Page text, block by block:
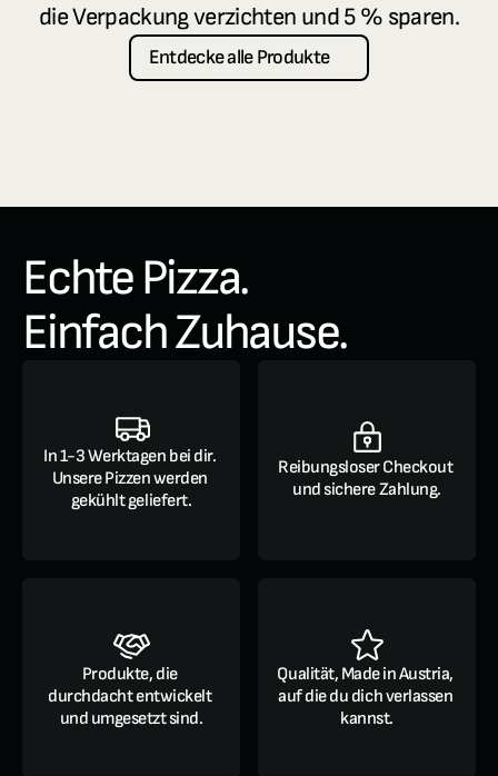
die Verpackung verzichten und 5 % sparen.
Entdecke alle Produkte
Echte Pizza.
Einfach Zuhause.
In 1-3 Werktagen bei dir.
Unsere Pizzen werden
gekühlt geliefert.
Reibungsloser Checkout
und sichere Zahlung.
Produkte, die
durchdacht entwickelt
und umgesetzt sind.
Qualität, Made in Austria,
auf die du dich verlassen
kannst.